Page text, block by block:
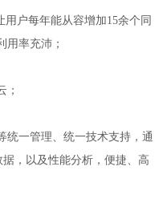
用户每年能从容增加15余个同
用率充沛；
；
统一管理、统一技术支持，通
，以及性能分析，便捷、高